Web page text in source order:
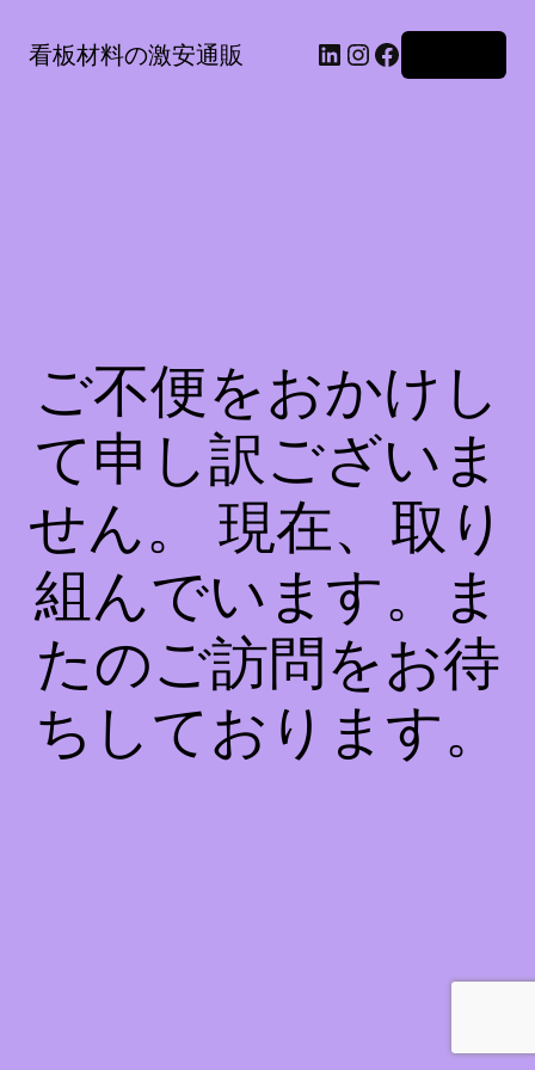
看板材料の激安通販 LinkedIn Instagram Facebook
ご不便をおかけし
て申し訳ございま
せん。 現在、取り
組んでいます。ま
たのご訪問をお待
ちしております。